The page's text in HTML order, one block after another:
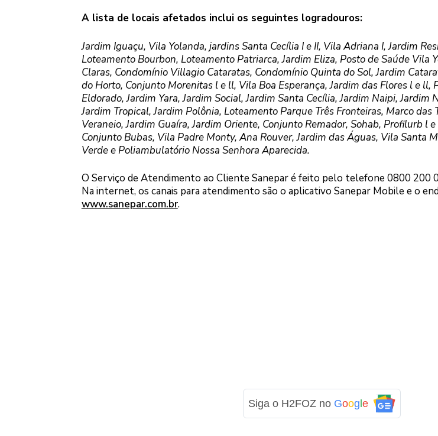
A lista de locais afetados inclui os seguintes logradouros:
Jardim Iguaçu, Vila Yolanda, jardins Santa Cecília I e II, Vila Adriana I, Jardim
Loteamento Bourbon, Loteamento Patriarca, Jardim Eliza, Posto de Saúde Vila
Claras, Condomínio Villagio Cataratas, Condomínio Quinta do Sol, Jardim
do Horto, Conjunto Morenitas l e ll, Vila Boa Esperança, Jardim das Flores l e ll,
Eldorado, Jardim Yara, Jardim Social, Jardim Santa Cecília, Jardim Naipi, Jardim
Jardim Tropical, Jardim Polônia, Loteamento Parque Três Fronteiras, Marco das
Veraneio, Jardim Guaíra, Jardim Oriente, Conjunto Remador, Sohab, Profilurb l
Conjunto Bubas, Vila Padre Monty, Ana Rouver, Jardim das Águas, Vila Santa
Verde e Poliambulatório Nossa Senhora Aparecida.
O Serviço de Atendimento ao Cliente Sanepar é feito pelo telefone 0800 200
Na internet, os canais para atendimento são o aplicativo Sanepar Mobile e o
www.sanepar.com.br.
Siga o H2FOZ no Goog le